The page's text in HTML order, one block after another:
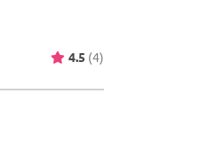
4.5 (4)